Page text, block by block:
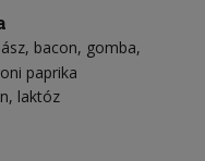
bacon gomba
paprika
laktóz